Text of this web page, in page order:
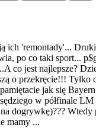
ich 'remontady'...
po co taki sport...
co jest najlepsze?
o przekręcie!!! Tylko
jak się Bayern
w półfinale LM
dogrywkę)??? Wtedy
mamy ...